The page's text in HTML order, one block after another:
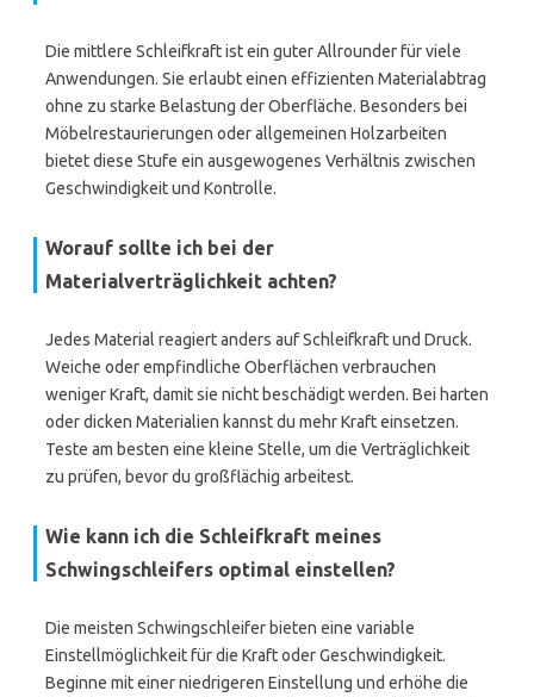
Die mittlere Schleifkraft ist ein guter Allrounder für viele
Anwendungen. Sie erlaubt einen effizienten Materialabtrag
ohne zu starke Belastung der Oberfläche. Besonders bei
Möbelrestaurierungen oder allgemeinen Holzarbeiten
bietet diese Stufe ein ausgewogenes Verhältnis zwischen
Geschwindigkeit und Kontrolle.
Worauf sollte ich bei der
Materialverträglichkeit achten?
Jedes Material reagiert anders auf Schleifkraft und Druck.
Weiche oder empfindliche Oberflächen verbrauchen
weniger Kraft, damit sie nicht beschädigt werden. Bei harten
oder dicken Materialien kannst du mehr Kraft einsetzen.
Teste am besten eine kleine Stelle, um die Verträglichkeit
zu prüfen, bevor du großflächig arbeitest.
Wie kann ich die Schleifkraft meines
Schwingschleifers optimal einstellen?
Die meisten Schwingschleifer bieten eine variable
Einstellmöglichkeit für die Kraft oder Geschwindigkeit.
Beginne mit einer niedrigeren Einstellung und erhöhe die